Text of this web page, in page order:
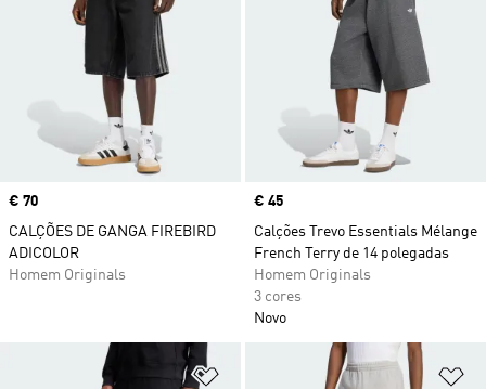
Price
€ 70
CALÇÕES DE GANGA FIREBIRD
ADICOLOR
Homem Originals
Price
€ 45
Calções Trevo Essentials Mélange
French Terry de 14 polegadas
Homem Originals
3 cores
Novo
Adicionar à Lista de Desejos